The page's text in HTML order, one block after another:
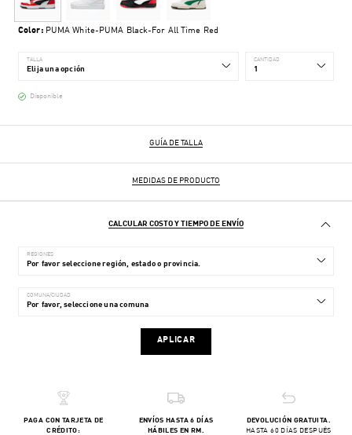
Color: PUMA White-PUMA Black-For All Time Red
TALLA CANTIDAD
Disponible
GUÍA DE TALLA
MEDIDAS DE PRODUCTO
CALCULAR COSTO Y TIEMPO DE ENVÍO
REGIONES
COMUNA/CIUDAD
APLICAR
PAGA CON TARJETA DE
CRÉDITO:
ENVÍOS HASTA 6 DÍAS
HÁBILES EN RM.
DEVOLUCIÓN GRATUITA.
HASTA 60 DÍAS DESPUÉS